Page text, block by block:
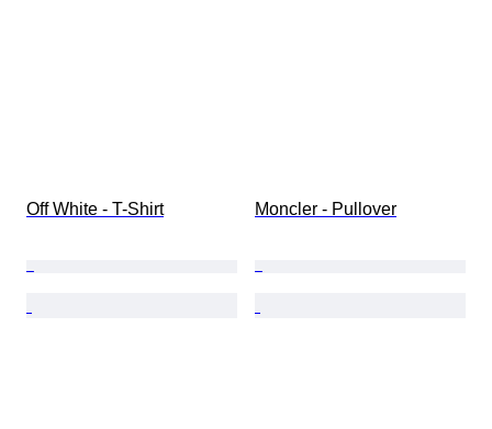
Off White - T-Shirt Moncler - Pullover